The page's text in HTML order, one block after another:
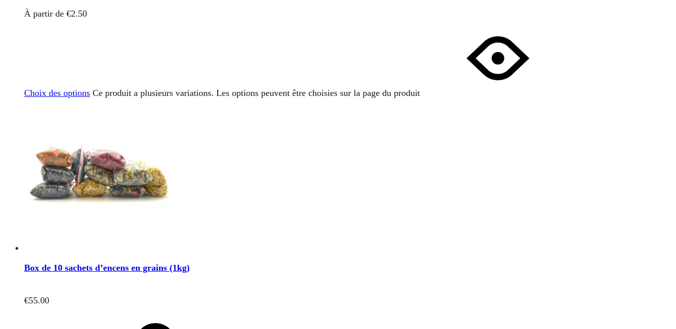
À partir de €2.50
Choix des options Ce produit a plusieurs variations. Les options peuvent être choisies sur la page du produit
Box de 10 sachets d’encens en grains (1kg)
€55.00